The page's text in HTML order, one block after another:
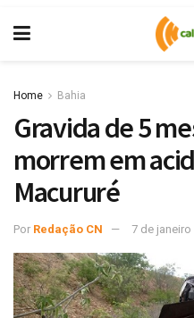
Home Bahia
Gravida de 5
morrem em
Macururé
Por Redação CN 7 de